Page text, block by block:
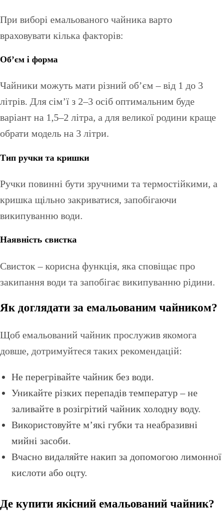
При виборі емальованого чайника варто
враховувати кілька факторів:
Об’єм і форма
Чайники можуть мати різний об’єм – від 1 до 3
літрів. Для сім’ї з 2–3 осіб оптимальним буде
варіант на 1,5–2 літра, а для великої родини краще
обрати модель на 3 літри.
Тип ручки та кришки
Ручки повинні бути зручними та термостійкими, а
кришка щільно закриватися, запобігаючи
википуванню води.
Наявність свистка
Свисток – корисна функція, яка сповіщає про
закипання води та запобігає википуванню рідини.
Як доглядати за емальованим чайником?
Щоб емальований чайник прослужив якомога
довше, дотримуйтеся таких рекомендацій:
Не перегрівайте чайник без води.
Уникайте різких перепадів температур – не
заливайте в розігрітий чайник холодну воду.
Використовуйте м’які губки та неабразивні
мийні засоби.
Вчасно видаляйте накип за допомогою лимонної
кислоти або оцту.
Де купити якісний емальований чайник?